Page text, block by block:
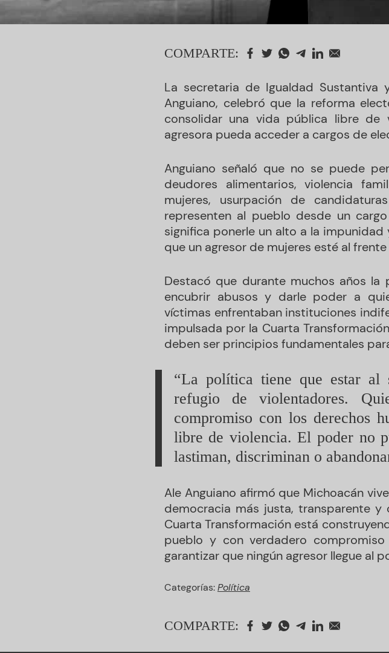
COMPARTE:
La secretaria de Igualdad Sustantiva
Anguiano, celebró que la reforma
consolidar una vida pública libre de
agresora pueda acceder a cargos de
Anguiano señaló que no se puede
deudores alimentarios, violencia
mujeres, usurpación de
representen al pueblo desde un
significa ponerle un alto a la
que un agresor de mujeres esté al
Destacó que durante muchos años
encubrir abusos y darle poder a
víctimas enfrentaban instituciones
impulsada por la Cuarta
deben ser principios fundamentales
“La política tiene que estar
refugio de violentadores.
compromiso con los derechos
libre de violencia. El poder no
lastiman, discriminan o
Ale Anguiano afirmó que Michoacán
democracia más justa, transparente y
Cuarta Transformación está
pueblo y con verdadero
garantizar que ningún agresor llegue al
Categorías:Política
COMPARTE: